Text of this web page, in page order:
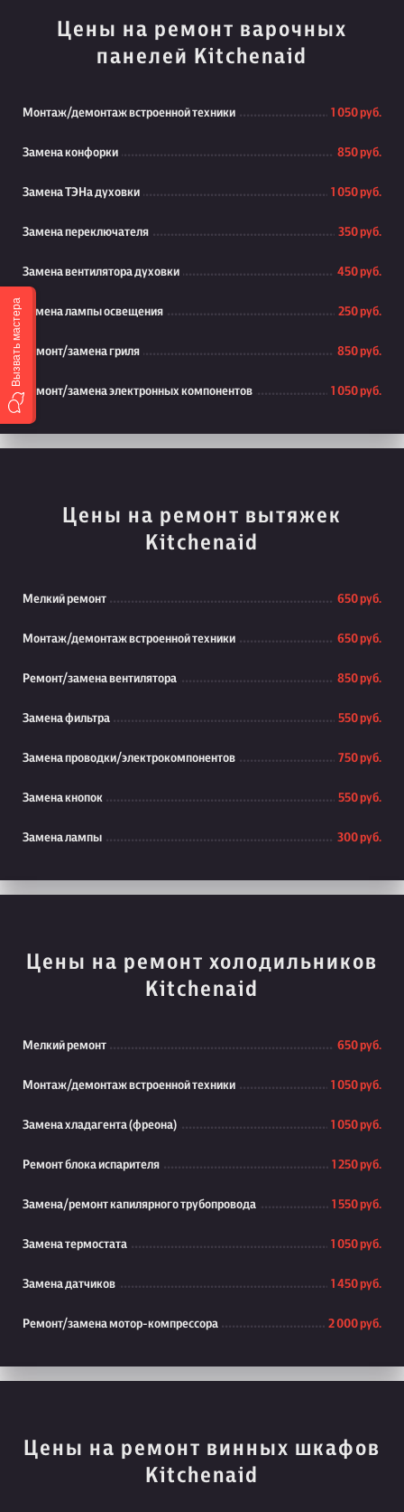
Цены на ремонт варочных
панелей Kitchenaid
Монтаж/демонтаж встроенной техники 1 050 руб.
Замена конфорки 850 руб.
Замена ТЭНа духовки 1 050 руб.
Замена переключателя 350 руб.
Замена вентилятора духовки 450 руб.
Замена лампы освещения 250 руб.
Ремонт/замена гриля 850 руб.
Ремонт/замена электронных компонентов 1 050 руб.
Цены на ремонт вытяжек
Kitchenaid
Мелкий ремонт 650 руб.
Монтаж/демонтаж встроенной техники 650 руб.
Ремонт/замена вентилятора 850 руб.
Замена фильтра 550 руб.
Замена проводки/электрокомпонентов 750 руб.
Замена кнопок 550 руб.
Замена лампы 300 руб.
Цены на ремонт холодильников
Kitchenaid
Мелкий ремонт 650 руб.
Монтаж/демонтаж встроенной техники 1 050 руб.
Замена хладагента (фреона) 1 050 руб.
Ремонт блока испарителя 1 250 руб.
Замена/ремонт капилярного трубопровода 1 550 руб.
Замена термостата 1 050 руб.
Замена датчиков 1 450 руб.
Ремонт/замена мотор-компрессора 2 000 руб.
Цены на ремонт винных шкафов
Kitchenaid
Вызвать мастера